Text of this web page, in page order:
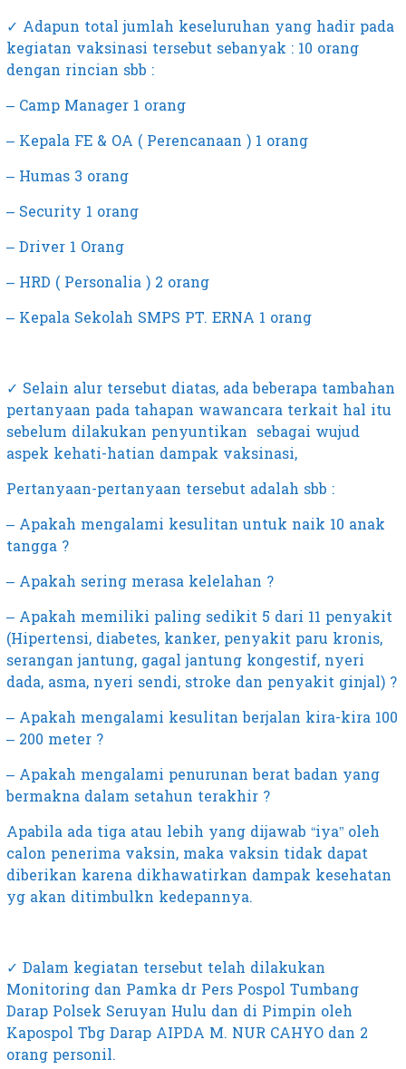
✓ Adapun total jumlah keseluruhan yang hadir pada
kegiatan vaksinasi tersebut sebanyak : 10 orang
dengan rincian sbb :
– Camp Manager 1 orang
– Kepala FE & OA ( Perencanaan ) 1 orang
– Humas 3 orang
– Security 1 orang
– Driver 1 Orang
– HRD ( Personalia ) 2 orang
– Kepala Sekolah SMPS PT. ERNA 1 orang
✓ Selain alur tersebut diatas, ada beberapa tambahan
pertanyaan pada tahapan wawancara terkait hal itu
sebelum dilakukan penyuntikan sebagai wujud
aspek kehati-hatian dampak vaksinasi,
Pertanyaan-pertanyaan tersebut adalah sbb :
– Apakah mengalami kesulitan untuk naik 10 anak
tangga ?
– Apakah sering merasa kelelahan ?
– Apakah memiliki paling sedikit 5 dari 11 penyakit
(Hipertensi, diabetes, kanker, penyakit paru kronis,
serangan jantung, gagal jantung kongestif, nyeri
dada, asma, nyeri sendi, stroke dan penyakit ginjal) ?
– Apakah mengalami kesulitan berjalan kira-kira 100
– 200 meter ?
– Apakah mengalami penurunan berat badan yang
bermakna dalam setahun terakhir ?
Apabila ada tiga atau lebih yang dijawab “iya” oleh
calon penerima vaksin, maka vaksin tidak dapat
diberikan karena dikhawatirkan dampak kesehatan
yg akan ditimbulkn kedepannya.
✓ Dalam kegiatan tersebut telah dilakukan
Monitoring dan Pamka dr Pers Pospol Tumbang
Darap Polsek Seruyan Hulu dan di Pimpin oleh
Kapospol Tbg Darap AIPDA M. NUR CAHYO dan 2
orang personil.